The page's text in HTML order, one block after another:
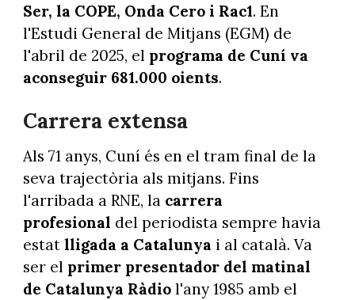
Ser, la COPE, Onda Cero i Rac1. En
l'Estudi General de Mitjans (EGM) de
l'abril de 2025, el programa de Cuní va
aconseguir 681.000 oients.
Carrera extensa
Als 71 anys, Cuní és en el tram final de la
seva trajectòria als mitjans. Fins
l'arribada a RNE, la carrera
profesional del periodista sempre havia
estat lligada a Catalunya i al català. Va
ser el primer presentador del matinal
de Catalunya Ràdiol'any 1985 amb el